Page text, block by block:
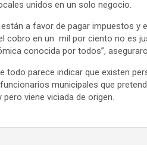
unidos en un solo negocio.
a favor de pagar impuestos y
cobro en un mil por ciento no es
conocida por todos”,
todo parece indicar que existen
municipales que
pero viene viciada de origen.